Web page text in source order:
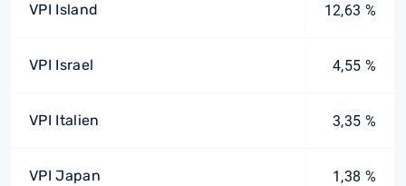
VPI Island 12,63 %
VPI Israel 4,55 %
VPI Italien 3,35 %
VPI Japan 1,38 %